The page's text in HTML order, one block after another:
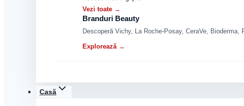
Vezi toate →
Branduri Beauty
Descoperă Vichy, La Roche-Posay, CeraVe,
Explorează →
Casă